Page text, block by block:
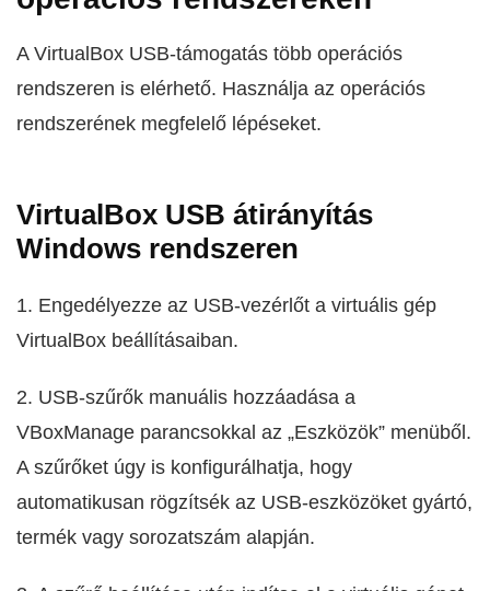
A VirtualBox USB-támogatás több operációs
rendszeren is elérhető. Használja az operációs
rendszerének megfelelő lépéseket.
VirtualBox USB átirányítás
Windows rendszeren
1. Engedélyezze az USB-vezérlőt a virtuális gép
VirtualBox beállításaiban.
2. USB-szűrők manuális hozzáadása a
VBoxManage parancsokkal az „Eszközök” menüből.
A szűrőket úgy is konfigurálhatja, hogy
automatikusan rögzítsék az USB-eszközöket gyártó,
termék vagy sorozatszám alapján.